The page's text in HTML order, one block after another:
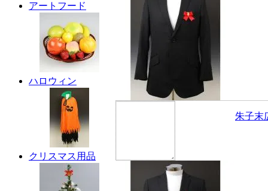
アートフード
ハロウィン
クリスマス用品
朱子末